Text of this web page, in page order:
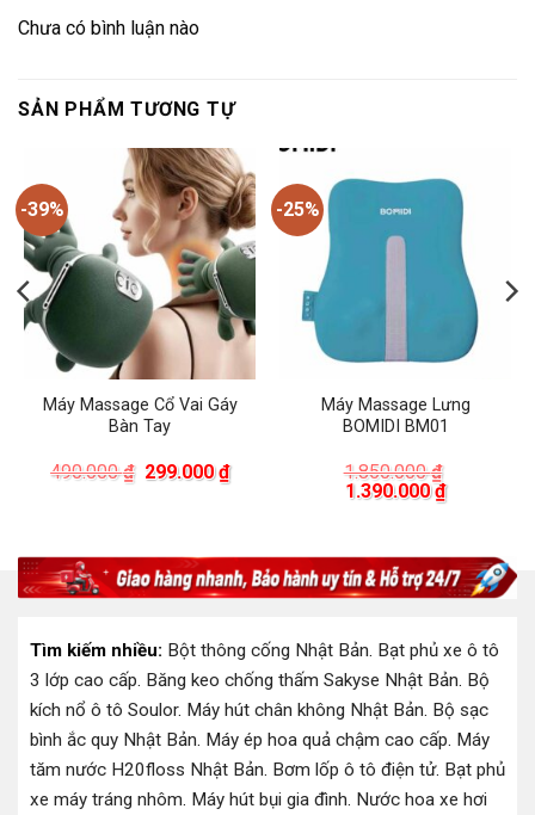
Chưa có bình luận nào
SẢN PHẨM TƯƠNG TỰ
-39%
Máy Massage Cổ Vai Gáy
Bàn Tay
490.000₫ Giá
299.000₫Giá
hiện
-25%
Máy Massage Lưng
BOMIDI BM01
1.850.000₫
Giá
1.390.000₫Giá
hiện
1.390.000
Tìm kiếm nhiều: Bột thông cống Nhật Bản. Bạt phủ xe ô tô
3 lớp cao cấp. Băng keo chống thấm Sakyse Nhật Bản. Bộ
kích nổ ô tô Soulor. Máy hút chân không Nhật Bản. Bộ sạc
bình ắc quy Nhật Bản. Máy ép hoa quả chậm cao cấp. Máy
tăm nước H20floss Nhật Bản. Bơm lốp ô tô điện tử. Bạt phủ
xe máy tráng nhôm. Máy hút bụi gia đình. Nước hoa xe hơi